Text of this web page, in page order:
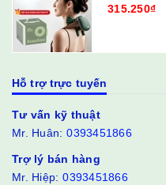
315.250₫
Hỗ trợ trực tuyến
Tư vấn kỹ thuật
Mr. Huân: 0393451866
Trợ lý bán hàng
Mr. Hiệp: 0393451866